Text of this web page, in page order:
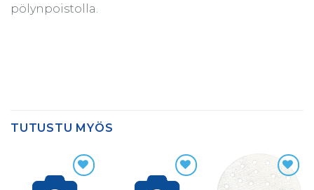
pölynpoistolla.
TUTUSTU MYÖS